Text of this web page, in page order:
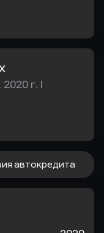
г. I
автокредита